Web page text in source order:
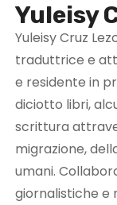
Yuleisy
Yuleisy Cruz
traduttrice e
e residente in
diciotto libri,
scrittura
migrazione,
umani.
giornalistiche e